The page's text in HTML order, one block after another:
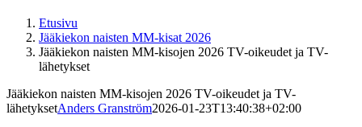
Etusivu
Jääkiekon naisten MM-kisat 2026
Jääkiekon naisten MM-kisojen 2026 TV-oikeudet ja TV-
lähetykset
Jääkiekon naisten MM-kisojen 2026 TV-oikeudet ja TV-
lähetyksetAnders Granström2026-01-23T13:40:38+02:00